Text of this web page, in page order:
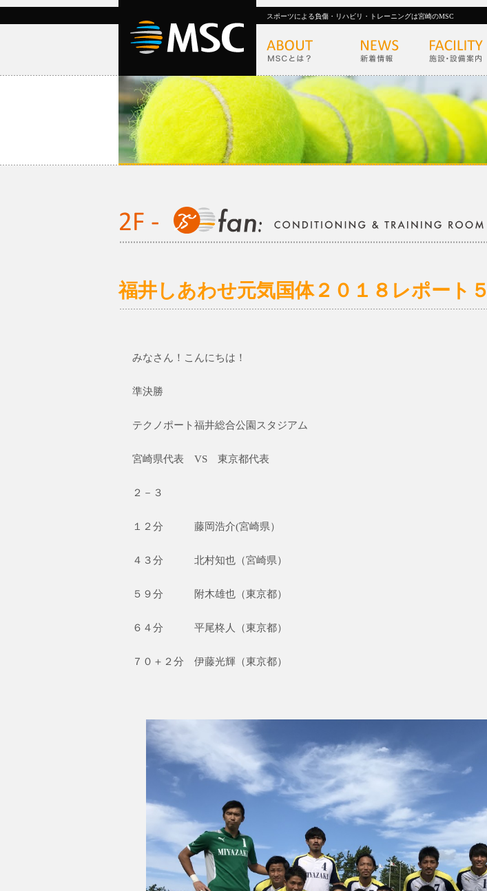
スポーツによる負傷・リハビリ・トレーニングは宮崎のMSC
福井しあわせ元気国体２０１８レポート５
みなさん！こんにちは！
準決勝
テクノポート福井総合公園スタジアム
宮崎県代表 VS 東京都代表
２－３
１２分 藤岡浩介(宮崎県）
４３分 北村知也（宮崎県）
５９分 附木雄也（東京都）
６４分 平尾柊人（東京都）
７０＋２分 伊藤光輝（東京都）